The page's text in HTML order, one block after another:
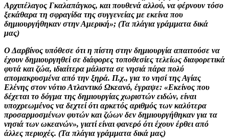
Αρχιπέλαγος Γκαλαπάγκος, και πουθενά αλλού, να φέρνουν τόσο
ξεκάθαρα τη σφραγίδα της συγγενείας με εκείνα που
δημιουργήθηκαν στην Αμερική»; (Τα πλάγια γράμματα δικά
μας)
Ο Δαρβίνος υπόθεσε ότι η πίστη στην δημιουργία απαιτούσε να
έχουν δημιουργηθεί σε διάφορες τοποθεσίες τελείως διαφορετικά
φυτά και ζώα, ιδιαίτερα μάλιστα σε νησιά πάρα πολύ
απομακρυσμένα από την ξηρά. Π.χ., για το νησί της Αγίας
Ελένης στον νότιο Ατλαντικό Ωκεανό, έγραψε: «Εκείνος που
δέχεται το δόγμα της δημιουργίας χωριστών ειδών, είναι
υποχρεωμένος να δεχτεί ότι αρκετός αριθμός των καλύτερα
προσαρμοσμένων φυτών και ζώων δεν δημιουργήθηκαν για τα
νησιά των ωκεανών», γιατί είναι φανερό ότι έχουν έρθει από
άλλες περιοχές. (Τα πλάγια γράμματα δικά μας)